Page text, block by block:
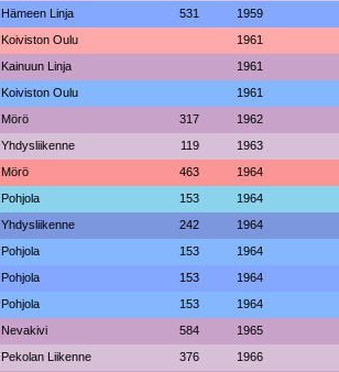
Hämeen Linja 531 1959
Koiviston Oulu 1961
Kainuun Linja 1961
Koiviston Oulu 1961
Mörö 317 1962
Yhdysliikenne 119 1963
Mörö 463 1964
Pohjola 153 1964
Yhdysliikenne 242 1964
Pohjola 153 1964
Pohjola 153 1964
Pohjola 153 1964
Nevakivi 584 1965
Pekolan Liikenne 376 1966